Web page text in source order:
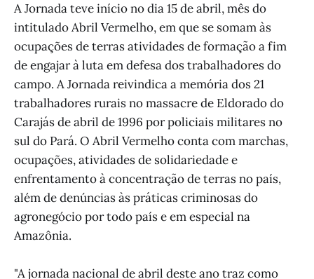
A Jornada teve início no dia 15 de abril, mês do
intitulado Abril Vermelho, em que se somam às
ocupações de terras atividades de formação a fim
de engajar à luta em defesa dos trabalhadores do
campo. A Jornada reivindica a memória dos 21
trabalhadores rurais no massacre de Eldorado do
Carajás de abril de 1996 por policiais militares no
sul do Pará. O Abril Vermelho conta com marchas,
ocupações, atividades de solidariedade e
enfrentamento à concentração de terras no país,
além de denúncias às práticas criminosas do
agronegócio por todo país e em especial na
Amazônia.
"A jornada nacional de abril deste ano traz como